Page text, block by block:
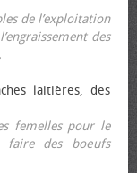
de l’exploitation
des
laitières, des
femelles pour le
faire des bœufs